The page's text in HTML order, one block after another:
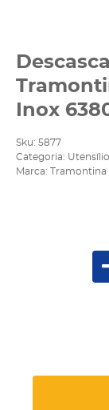
Inox
Sku: 5877
Categoria:
Marca:
Tramontina